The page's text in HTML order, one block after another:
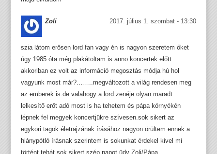
Zoli 2017. július 1. szombat - 13:30
szia látom erősen lord fan vagy én is nagyon szeretem őket
úgy 1985 óta még plakátoltam is anno koncertek előtt
akkoriban ez volt az információ megosztás módja hú hol
vagyunk most már?……..megváltozott a világ rendesen meg
az emberek is.de valahogy a lord zenéje olyan maradt
lelkesítő erőt adó most is ha tehetem és pápa környékén
lépnek fel megyek koncertjükre szívesen.sok sikert az
egykori tagok életrajzának írásához nagyon örültem ennek a
hiánypótló írásnak szerintem is sokunkat érdekel kivel mi
történt tehát sok sikert szép napot üdv Zoli/Pápa